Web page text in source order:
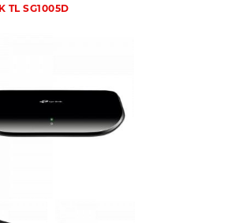
SG1005D